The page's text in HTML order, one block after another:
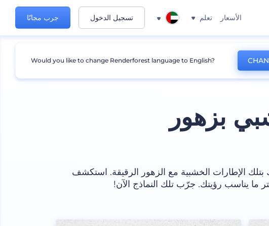
الأسعار تعلم تسجيل الدخول جرب مجانًا
بزهور
الإطارات الخشبية مع الزهور الرقيقة. استكشف
ما يناسب رؤيتك. جرّب تلك النماذج الآن!
Would you like to change Renderforest language to English?